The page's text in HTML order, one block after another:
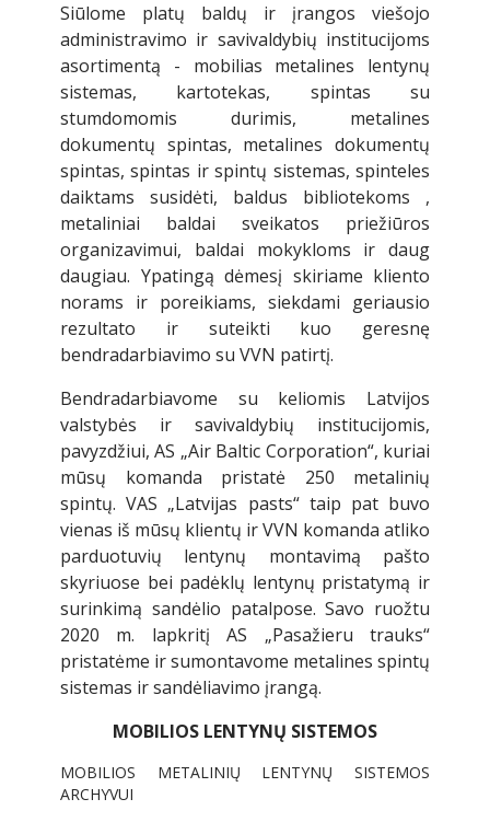
Siūlome platų baldų ir įrangos viešojo
administravimo ir savivaldybių institucijoms
asortimentą - mobilias metalines lentynų
sistemas, kartotekas, spintas su
stumdomomis durimis, metalines
dokumentų spintas, metalines dokumentų
spintas, spintas ir spintų sistemas, spinteles
daiktams susidėti, baldus bibliotekoms ,
metaliniai baldai sveikatos priežiūros
organizavimui, baldai mokykloms ir daug
daugiau. Ypatingą dėmesį skiriame kliento
norams ir poreikiams, siekdami geriausio
rezultato ir suteikti kuo geresnę
bendradarbiavimo su VVN patirtį.
Bendradarbiavome su keliomis Latvijos
valstybės ir savivaldybių institucijomis,
pavyzdžiui, AS „Air Baltic Corporation“, kuriai
mūsų komanda pristatė 250 metalinių
spintų. VAS „Latvijas pasts“ taip pat buvo
vienas iš mūsų klientų ir VVN komanda atliko
parduotuvių lentynų montavimą pašto
skyriuose bei padėklų lentynų pristatymą ir
surinkimą sandėlio patalpose. Savo ruožtu
2020 m. lapkritį AS „Pasažieru trauks“
pristatėme ir sumontavome metalines spintų
sistemas ir sandėliavimo įrangą.
MOBILIOS LENTYNŲ SISTEMOS
MOBILIOS METALINIŲ LENTYNŲ SISTEMOS
ARCHYVUI